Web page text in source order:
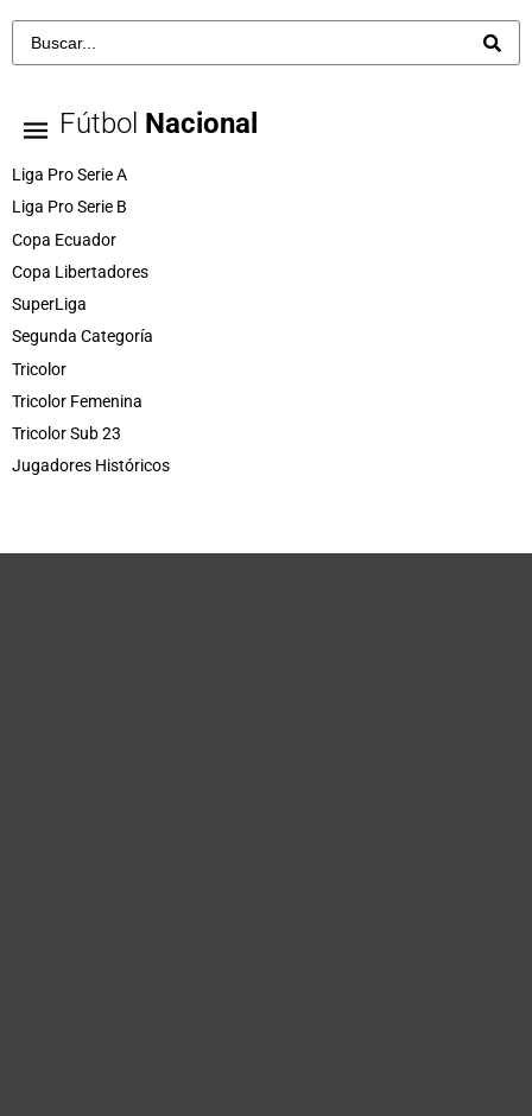
Fútbol Nacional
Liga Pro Serie A
Liga Pro Serie B
Copa Ecuador
Copa Libertadores
SuperLiga
Segunda Categoría
Tricolor
Tricolor Femenina
Tricolor Sub 23
Jugadores Históricos